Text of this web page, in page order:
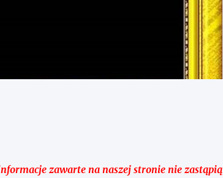
zawarte na naszej stronie nie zastąpią